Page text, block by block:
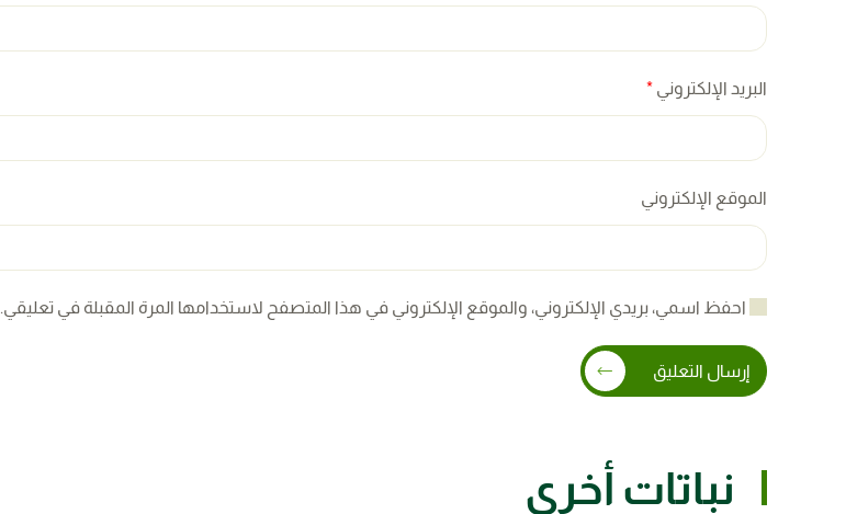
البريد الإلكتروني *
الموقع الإلكتروني
احفظ اسمي، بريدي الإلكتروني، والموقع الإلكتروني في هذا المتصفح لاستخدامها المرة المقبلة في تعليقي.
إرسال التعليق
نباتات أخرى